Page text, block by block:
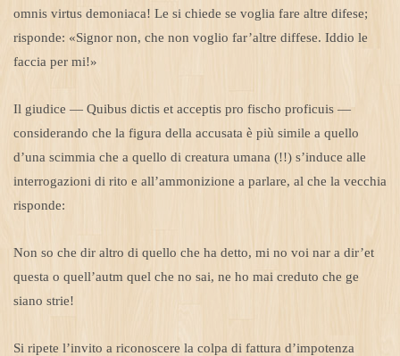
omnis virtus demoniaca! Le si chiede se voglia fare altre difese;
risponde: «Signor non, che non voglio far’altre diffese. Iddio le
faccia per mi!»
Il giudice — Quibus dictis et acceptis pro fischo proficuis —
considerando che la figura della accusata è più simile a quello
d’una scimmia che a quello di creatura umana (!!) s’induce alle
interrogazioni di rito e all’ammonizione a parlare, al che la vecchia
risponde:
Non so che dir altro di quello che ha detto, mi no voi nar a dir’et
questa o quell’autm quel che no sai, ne ho mai creduto che ge
siano strie!
Si ripete l’invito a riconoscere la colpa di fattura d’impotenza